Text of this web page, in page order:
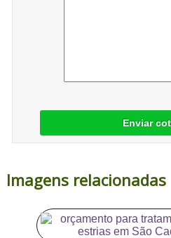
Enviar
Imagens relacionadas